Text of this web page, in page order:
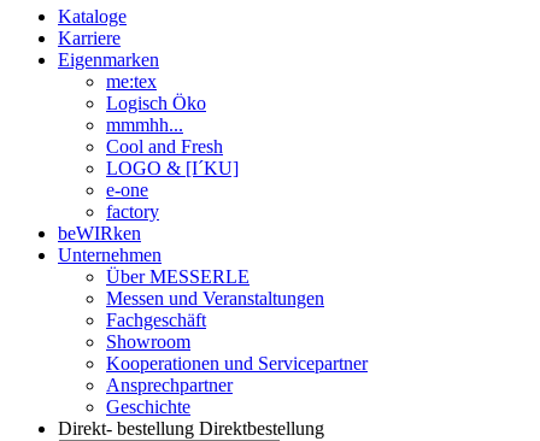
Kataloge
Karriere
Eigenmarken
me:tex
Logisch Öko
mmmhh...
Cool and Fresh
LOGO & [I´KU]
e-one
factory
beWIRken
Unternehmen
Über MESSERLE
Messen und Veranstaltungen
Fachgeschäft
Showroom
Kooperationen und Servicepartner
Ansprechpartner
Geschichte
Direkt- bestellung Direktbestellung